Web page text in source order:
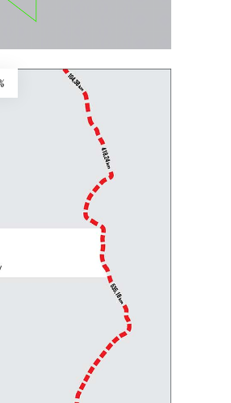
BOOK DO KOSZYKA
REPORTAŻ
WĘDROWNY
pieszej reporterki łączy się
refleksją nad granicami,
które dzielą ludzi.
zł